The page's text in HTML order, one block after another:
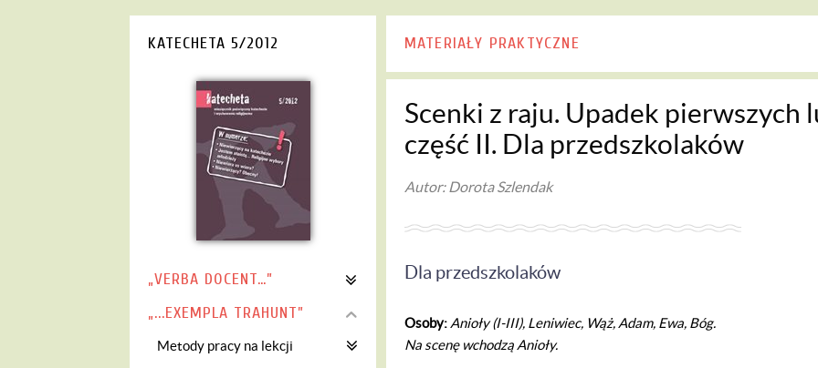
KATECHETA 5/2012
„VERBA DOCENT…”
„...EXEMPLA TRAHUNT”
Metody pracy na lekcji
MATERIAŁY PRAKTYCZNE
Scenki z raju. Upadek pierwszych
część II. Dla przedszkolaków
Autor: Dorota Szlendak
Dla przedszkolaków
Osoby:Anioły (I-III), Leniwiec, Wąż, Adam, Ewa, Bóg.
Na scenę wchodzą Anioły.